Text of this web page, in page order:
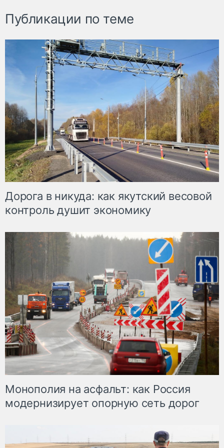
Публикации по теме
Дорога в никуда: как якутский весовой
контроль душит экономику
Монополия на асфальт: как Россия
модернизирует опорную сеть дорог